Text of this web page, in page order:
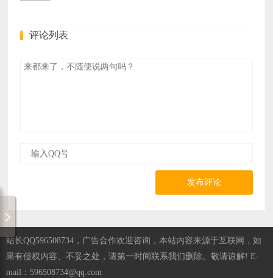
评论列表
发布评论
站长QQ596508734，广告合作欢迎咨询，本站内容来源于互联网，如
果有侵权内容、不妥之处，请第一时间联系我们删除。敬请谅解! E-
mail：596508734@qq.com